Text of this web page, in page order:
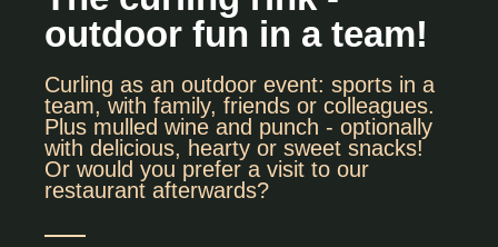
outdoor fun in a team!
Curling as an outdoor event: sports in a
team, with family, friends or colleagues.
Plus mulled wine and punch - optionally
with delicious, hearty or sweet snacks!
Or would you prefer a visit to our
restaurant afterwards?